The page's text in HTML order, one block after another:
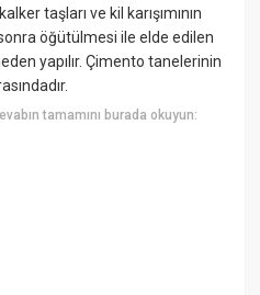
taşları ve kil karışımının
sonra öğütülmesi ile elde edilen
yapılır. Çimento tanelerinin
tamamını burada okuyun: